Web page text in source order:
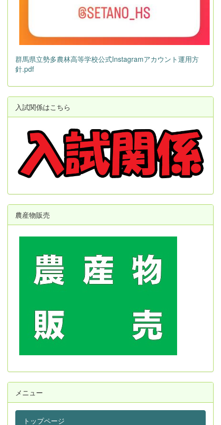
群馬県立勢多農林高等学校公式Instagramアカウント運用方
針.pdf
入試関係はこちら
農産物販売
メニュー
トップページ